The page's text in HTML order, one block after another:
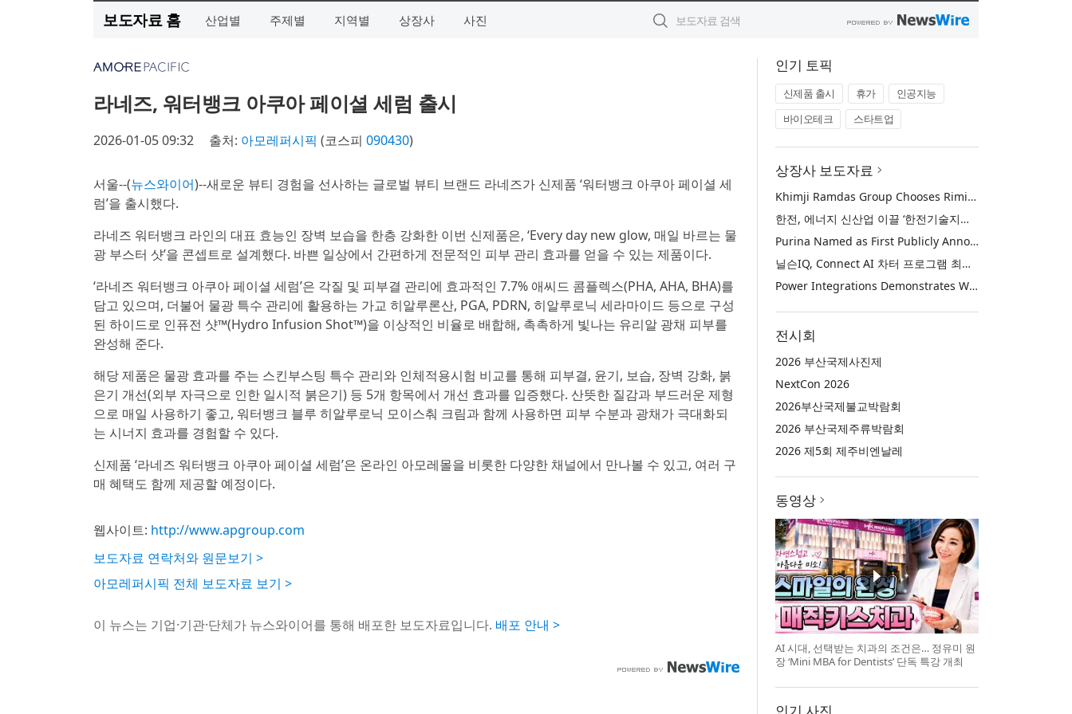
보도자료 홈 산업별 주제별 지역별 상장사 사진
라네즈, 워터뱅크 아쿠아 페이셜 세럼 출시
2026-01-05 09:32 출처: 아모레퍼시픽 (코스피 090430)
서울--(뉴스와이어)--새로운 뷰티 경험을 선사하는 글로벌 뷰티 브랜드 라네즈가 신제품 ‘워터뱅크 아쿠아 페이셜 세
럼’을 출시했다.
라네즈 워터뱅크 라인의 대표 효능인 장벽 보습을 한층 강화한 이번 신제품은, ‘Every day new glow, 매일 바르는 물
광 부스터 샷’을 콘셉트로 설계했다. 바쁜 일상에서 간편하게 전문적인 피부 관리 효과를 얻을 수 있는 제품이다.
‘라네즈 워터뱅크 아쿠아 페이셜 세럼’은 각질 및 피부결 관리에 효과적인 7.7% 애씨드 콤플렉스(PHA, AHA, BHA)를
담고 있으며, 더불어 물광 특수 관리에 활용하는 가교 히알루론산, PGA, PDRN, 히알루로닉 세라마이드 등으로 구성
된 하이드로 인퓨전 샷™(Hydro Infusion Shot™)을 이상적인 비율로 배합해, 촉촉하게 빛나는 유리알 광채 피부를
완성해 준다.
해당 제품은 물광 효과를 주는 스킨부스팅 특수 관리와 인체적용시험 비교를 통해 피부결, 윤기, 보습, 장벽 강화, 붉
은기 개선(외부 자극으로 인한 일시적 붉은기) 등 5개 항목에서 개선 효과를 입증했다. 산뜻한 질감과 부드러운 제형
으로 매일 사용하기 좋고, 워터뱅크 블루 히알루로닉 모이스춰 크림과 함께 사용하면 피부 수분과 광채가 극대화되
는 시너지 효과를 경험할 수 있다.
신제품 ‘라네즈 워터뱅크 아쿠아 페이셜 세럼’은 온라인 아모레몰을 비롯한 다양한 채널에서 만나볼 수 있고, 여러 구
매 혜택도 함께 제공할 예정이다.
웹사이트: http://www.apgroup.com
보도자료 연락처와 원문보기 >
아모레퍼시픽 전체 보도자료 보기 >
이 뉴스는 기업·기관·단체가 뉴스와이어를 통해 배포한 보도자료입니다. 배포 안내 >
인기 토픽
신제품 출시 휴가
인공지능
바이오테크
스타트업
상장사 보도자료
Khimji Ramdas Group Chooses Rimini Street to Reduce SAP Support Costs, Protect 700+ Customizations and Reinvest Savings in Innovation
한전, 에너지 신산업 이끌 ‘한전기술지주’ 공식 출범
Purina Named as First Publicly Announced NIQ ConnectAI Charter Client
닐슨IQ, Connect AI 차터 프로그램 최초 고객사 ‘퓨리나’ 선정
Power Integrations Demonstrates World’s First 2200 V GaN Technology for Next-Era High-Voltage Power Systems
전시회
2026 부산국제사진제
NextCon 2026
2026부산국제불교박람회
2026 부산국제주류박람회
2026 제5회 제주비엔날레
동영상
AI 시대, 선택받는 치과의 조건은… 정유미 원
장 ‘Mini MBA for Dentists’ 단독 특강 개최
인기 사진